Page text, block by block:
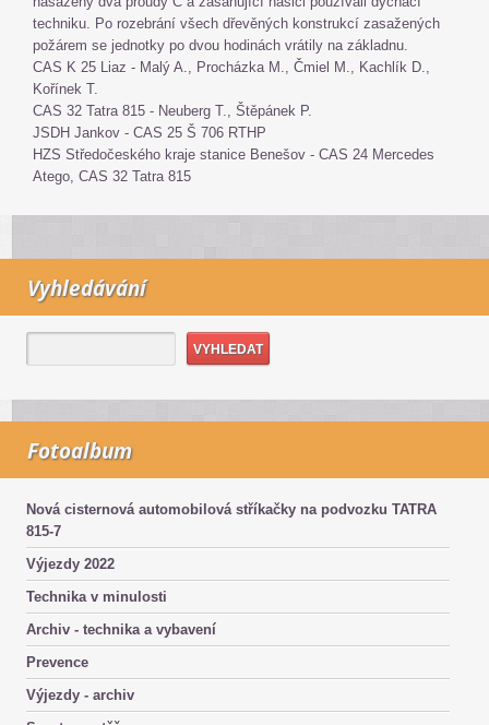
techniku. Po rozebrání všech dřevěných konstrukcí zasažených
požárem se jednotky po dvou hodinách vrátily na základnu.
CAS K 25 Liaz - Malý A., Procházka M., Čmiel M., Kachlík D.,
Kořínek T.
CAS 32 Tatra 815 - Neuberg T., Štěpánek P.
JSDH Jankov - CAS 25 Š 706 RTHP
HZS Středočeského kraje stanice Benešov - CAS 24 Mercedes
Atego, CAS 32 Tatra 815
Vyhledávání
Fotoalbum
Nová cisternová automobilová stříkačky na podvozku TATRA
815-7
Výjezdy 2022
Technika v minulosti
Archiv - technika a vybavení
Prevence
Výjezdy - archiv